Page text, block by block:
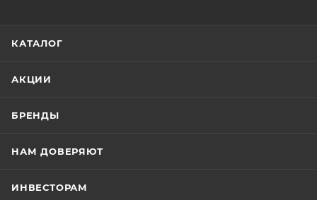
КАТАЛОГ
АКЦИИ
БРЕНДЫ
НАМ ДОВЕРЯЮТ
ИНВЕСТОРАМ